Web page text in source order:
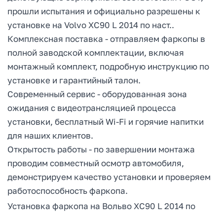
прошли испытания и официально разрешены к
установке на Volvo XC90 L 2014 по наст..
Комплексная поставка - отправляем фаркопы в
полной заводской комплектации, включая
монтажный комплект, подробную инструкцию по
установке и гарантийный талон.
Современный сервис - оборудованная зона
ожидания с видеотрансляцией процесса
установки, бесплатный Wi-Fi и горячие напитки
для наших клиентов.
Открытость работы - по завершении монтажа
проводим совместный осмотр автомобиля,
демонстрируем качество установки и проверяем
работоспособность фаркопа.
Установка фаркопа на Вольво ХС90 L 2014 по